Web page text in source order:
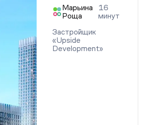
Марьина
Роща
16
минут
Застройщик
«Upside
Development»